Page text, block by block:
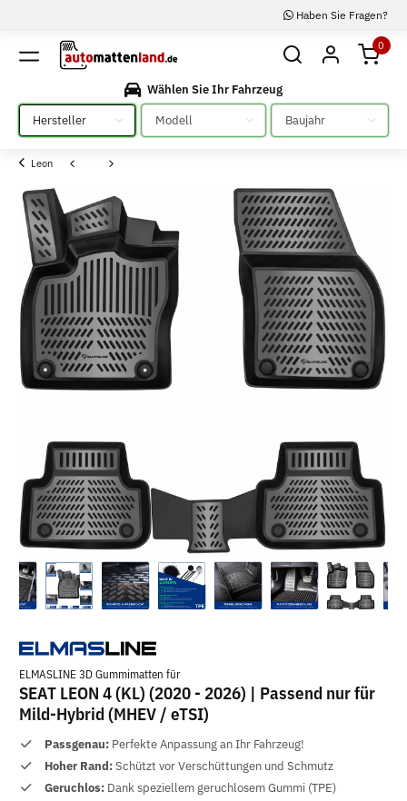
Haben Sie Fragen?
0
Wählen Sie Ihr Fahrzeug
Bitte auswählen
Bitte auswählen Bitte auswählen
Leon
ELMASLINE 3D Gummimatten für
SEAT LEON 4 (KL) (2020 - 2026) | Passend nur für
Mild-Hybrid (MHEV / eTSI)
Passgenau: Perfekte Anpassung an Ihr Fahrzeug!
Hoher Rand:Schützt vor Verschüttungen und Schmutz
Geruchlos: Dank speziellem geruchlosem Gummi (TPE)